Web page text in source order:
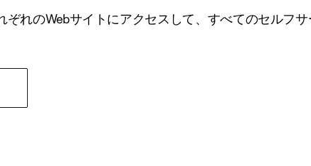
れのWebサイトにアクセスして、すべてのセルフ